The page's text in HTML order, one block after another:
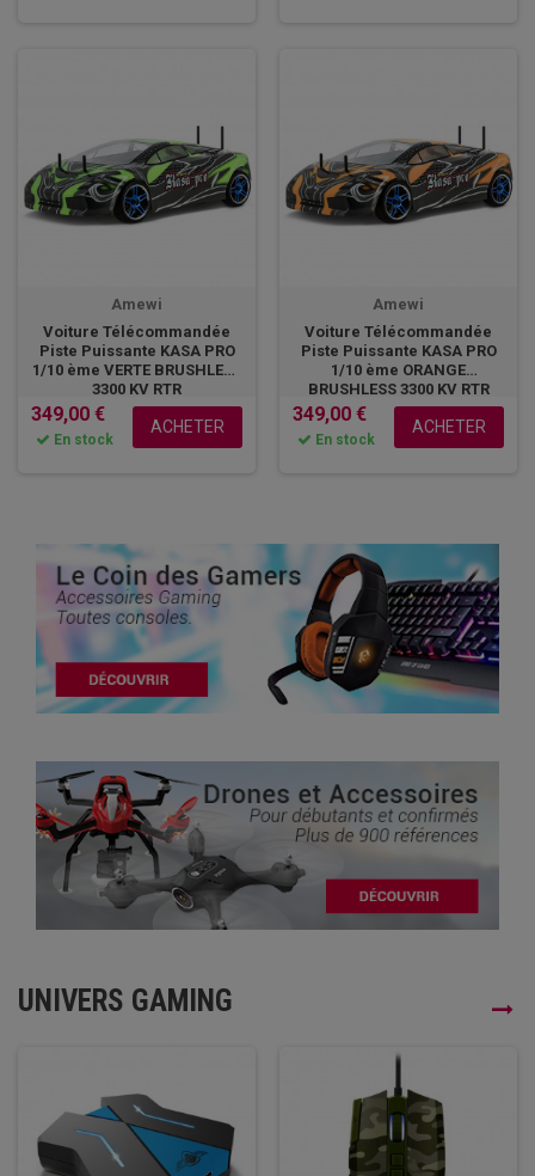
Amewi
Voiture Télécommandée
Piste Puissante KASA PRO
1/10 ème VERTE BRUSHLESS
3300 KV RTR
349,00 €
En stock
ACHETER
Amewi
Voiture Télécommandée
Piste Puissante KASA PRO
1/10 ème ORANGE
BRUSHLESS 3300 KV RTR
349,00 €
En stock
ACHETER
UNIVERS GAMING